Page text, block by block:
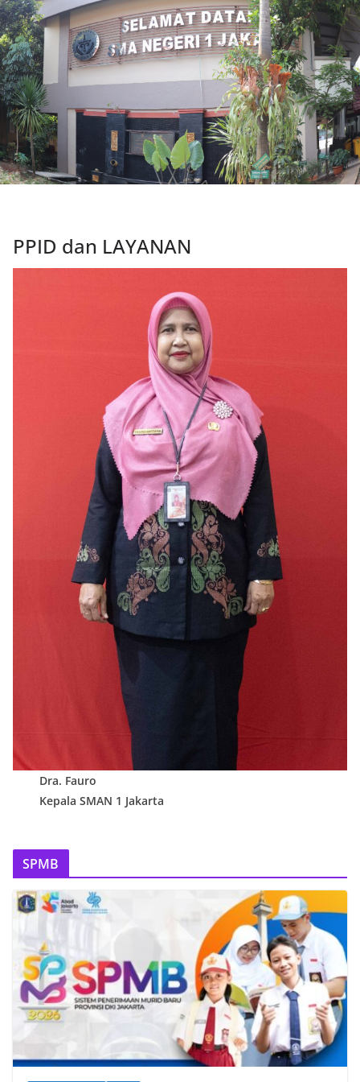
PPID dan LAYANAN
Dra. Fauro
Kepala SMAN 1 Jakarta
SPMB